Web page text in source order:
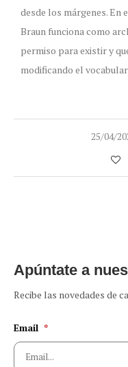
desde los márgenes. En
Braun funciona como
permiso para existir y
modificando el
25/04/
Apúntate a
Recibe las novedades de
Email *